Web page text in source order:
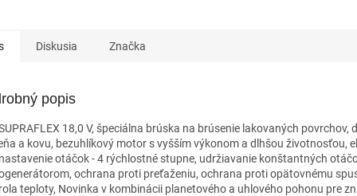
Diskusia Značka
popis
18,0 V, špeciálna brúska na brúsenie lakovaných povrchov,
a kovu, bezuhlíkový motor s vyšším výkonom a dlhšou životnosťou,
otáčok - 4 rýchlostné stupne, udržiavanie konštantných
ochrana proti preťaženiu, ochrana proti opätovnému
teploty, Novinka v kombinácii planetového a uhlového pohonu pre